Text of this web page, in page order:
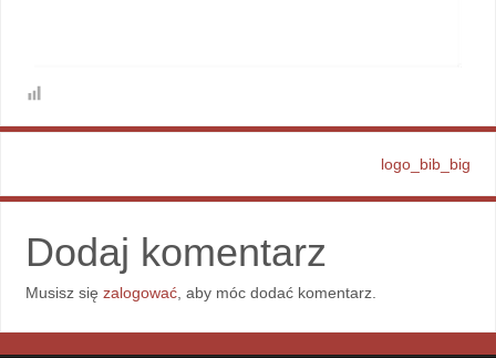
logo_bib_big
Dodaj komentarz
Musisz się zalogować, aby móc dodać komentarz.